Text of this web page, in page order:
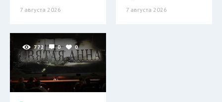
7 августа 2026 7 августа 2026
772 0 0